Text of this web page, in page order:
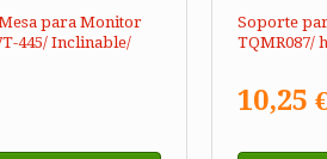
para Monitor
445/ Inclinable/
Soporte
TQMR087/
10,25